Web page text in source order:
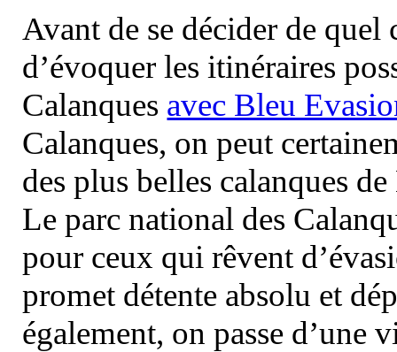
Avant de se décider de
d’évoquer les itinéraires
Calanques avec Bleu
Calanques, on peut
des plus belles calanques
Le parc national des
pour ceux qui rêvent
promet détente absolu et
également, on passe d’une